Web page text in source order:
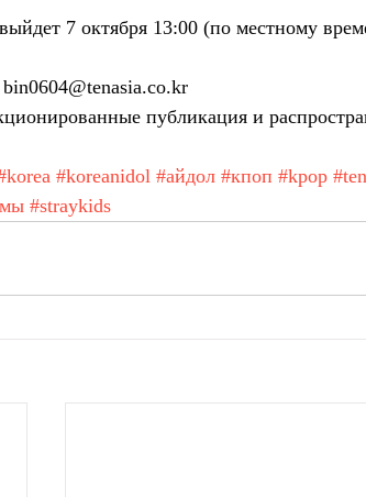
7 октября 13:00 (по местному
публикация и
#koreanidol #айдол #кпоп #kpop
#straykids